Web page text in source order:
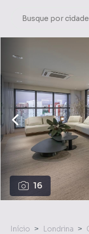
16
Início Londrina